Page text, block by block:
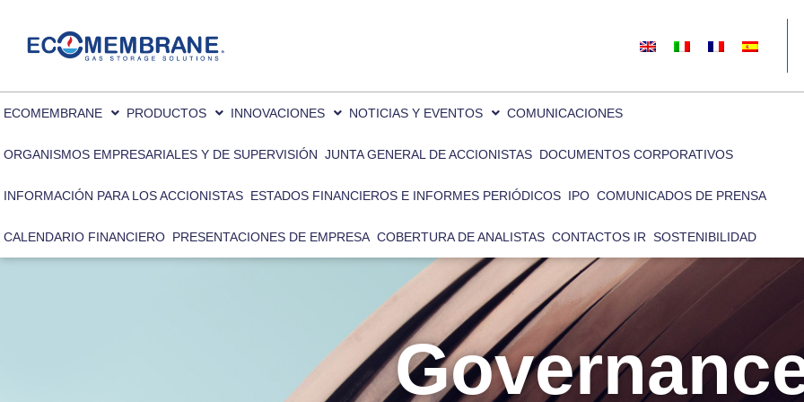
ECOMEMBRANE PRODUCTOS INNOVACIONES NOTICIAS Y EVENTOS COMUNICACIONES
ORGANISMOS EMPRESARIALES Y DE SUPERVISIÓN JUNTA GENERAL DE ACCIONISTAS DOCUMENTOS CORPORATIVOS
INFORMACIÓN PARA LOS ACCIONISTAS ESTADOS FINANCIEROS E INFORMES PERIÓDICOS IPO COMUNICADOS DE PRENSA
CALENDARIO FINANCIERO PRESENTACIONES DE EMPRESA COBERTURA DE ANALISTAS CONTACTOS IR SOSTENIBILIDAD
Puedes aprender más sobre qué cookies utilizamos o desactivarlas en los